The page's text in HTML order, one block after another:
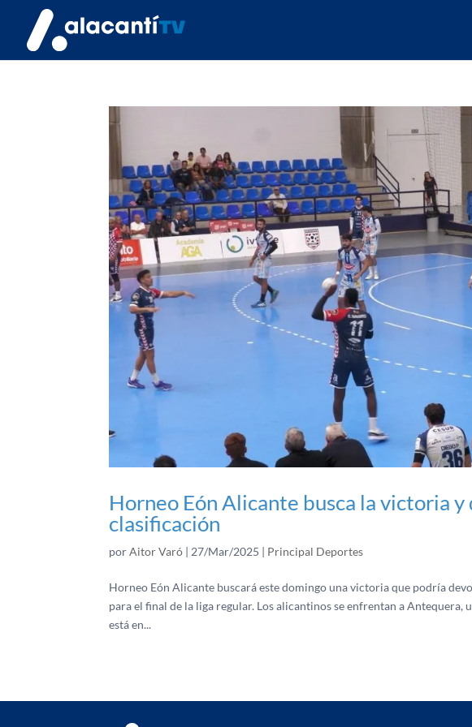
Horneo Eón Alicante busca la victoria
clasificación
porAitor Varó | 27/Mar/2025 | Principal Deportes
Horneo Eón Alicante buscará este domingo una victoria que podría
para el final de la liga regular. Los alicantinos se enfrentan a Antequera,
está en...